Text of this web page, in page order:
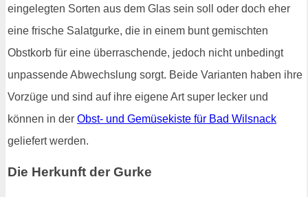
eingelegten Sorten aus dem Glas sein soll oder doch eher
eine frische Salatgurke, die in einem bunt gemischten
Obstkorb für eine überraschende, jedoch nicht unbedingt
unpassende Abwechslung sorgt. Beide Varianten haben ihre
Vorzüge und sind auf ihre eigene Art super lecker und
können in der Obst- und Gemüsekiste für Bad Wilsnack
geliefert werden.
Die Herkunft der Gurke